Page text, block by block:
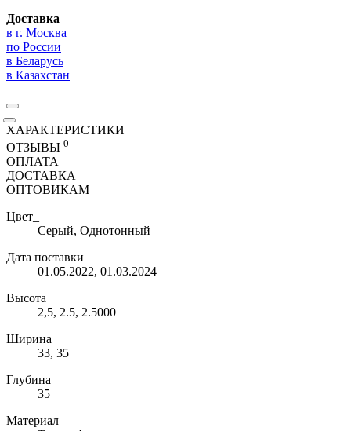
Доставка
в г. Москва
по России
в Беларусь
в Казахстан
ХАРАКТЕРИСТИКИ
ОТЗЫВЫ 0
ОПЛАТА
ДОСТАВКА
ОПТОВИКАМ
Цвет_
Серый, Однотонный
Дата поставки
01.05.2022, 01.03.2024
Высота
2,5, 2.5, 2.5000
Ширина
33, 35
Глубина
35
Материал_